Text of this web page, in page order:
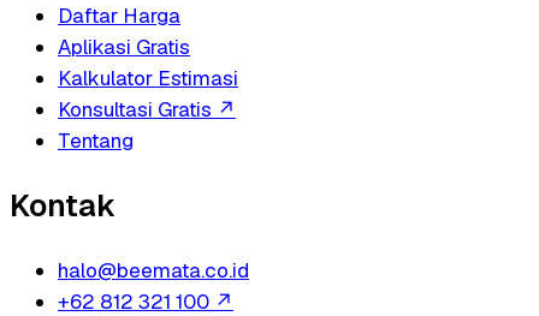
Daftar Harga
Aplikasi Gratis
Kalkulator Estimasi
Konsultasi Gratis ↗
Tentang
Kontak
halo@beemata.co.id
+62 812 321 100 ↗